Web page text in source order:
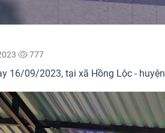
777
16/09/2023, tại xã Hồng Lộc -